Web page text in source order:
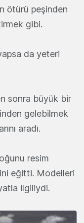
ötürü peşinden
gibi.
da yeteri
sonra büyük bir
gelebilmek
aradı.
resim
eğitti. Modelleri
ilgiliydi.